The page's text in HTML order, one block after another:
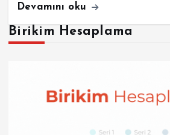
Devamını oku
Birikim Hesaplama